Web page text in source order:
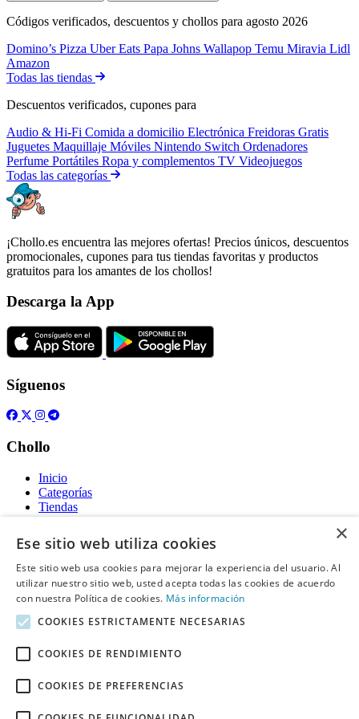
Códigos verificados, descuentos y chollos para agosto 2026
Domino’s Pizza Uber Eats Papa Johns Wallapop Temu Miravia Lidl
Amazon
Todas las tiendas
Descuentos verificados, cupones para
Audio & Hi-Fi Comida a domicilio Electrónica Freidoras Gratis
Juguetes Maquillaje Móviles Nintendo Switch Ordenadores
Perfume Portátiles Ropa y complementos TV Videojuegos
Todas las categorías
¡Chollo.es encuentra las mejores ofertas! Precios únicos, descuentos
promocionales, cupones para tus tiendas favoritas y productos
gratuitos para los amantes de los chollos!
Descarga la App
Síguenos
Chollo
Inicio
Categorías
Tiendas
Gratis
Acerca de
Sobre nosotros
Contacto
Información legal
Declaración de cookies
×
Ese sitio web utiliza cookies
Este sitio web usa cookies para mejorar la experiencia del usuario. Al
utilizar nuestro sitio web, usted acepta todas las cookies de acuerdo
con nuestra Política de cookies. Más información
COOKIES ESTRICTAMENTE NECESARIAS
COOKIES DE RENDIMIENTO
COOKIES DE PREFERENCIAS